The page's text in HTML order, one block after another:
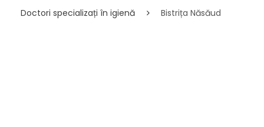
Doctori specializați în igienă
Bistrița Năsăud